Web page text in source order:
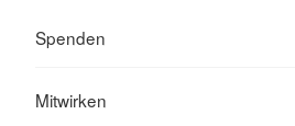
Spenden
Mitwirken